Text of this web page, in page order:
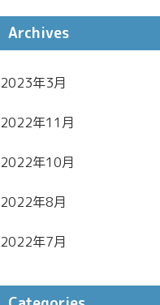
Archives
2023年3月
2022年11月
2022年10月
2022年8月
2022年7月